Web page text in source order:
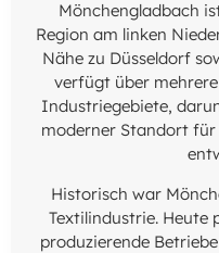
Mönchengladbach
Region am linken
Nähe zu Düsseldorf
verfügt über
Industriegebiete,
moderner Standort
Historisch war
Textilindustrie. Heute
produzierende